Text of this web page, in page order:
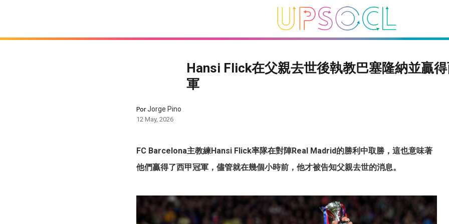
Hansi Flick在父親去世後執教巴塞隆納並贏
軍
PorJorge Pino
12 May, 2026
FC Barcelona主教練Hansi Flick率隊在對陣Real Madrid的勝利中取勝，這也意味著
他們贏得了西甲冠軍，儘管就在幾個小時前，他才被告知父親去世的消息。